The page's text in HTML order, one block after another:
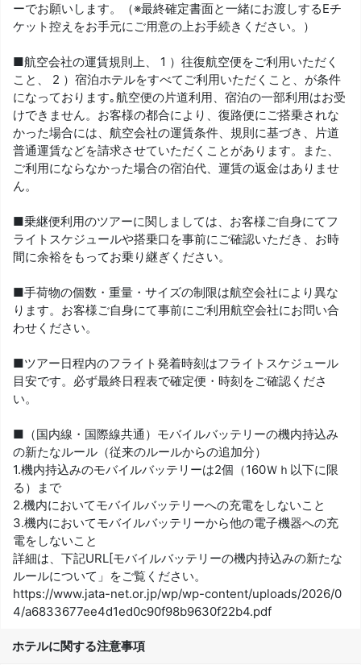
ーでお願いします。（※最終確定書面と一緒にお渡しするEチ
ケット控えをお手元にご用意の上お手続きください。）
■航空会社の運賃規則上、 1 ）往復航空便をご利用いただく
こと、 2 ）宿泊ホテルをすべてご利用いただくこと、が条件
になっております｡航空便の片道利用、宿泊の一部利用はお受
けできません。お客様の都合により、復路便にご搭乗されな
かった場合には、航空会社の運賃条件、規則に基づき、片道
普通運賃などを請求させていただくことがあります。また、
ご利用にならなかった場合の宿泊代、運賃の返金はありませ
ん。
■乗継便利用のツアーに関しましては、お客様ご自身にてフ
ライトスケジュールや搭乗口を事前にご確認いただき、お時
間に余裕をもってお乗り継ぎください。
■手荷物の個数・重量・サイズの制限は航空会社により異な
ります。お客様ご自身にて事前にご利用航空会社にお問い合
わせください。
■ツアー日程内のフライト発着時刻はフライトスケジュール
目安です。必ず最終日程表で確定便・時刻をご確認くださ
い。
■（国内線・国際線共通）モバイルバッテリーの機内持込み
の新たなルール（従来のルールからの追加分）
1.機内持込みのモバイルバッテリーは2個（160Ｗｈ以下に限
る）まで
2.機内においてモバイルバッテリーへの充電をしないこと
3.機内においてモバイルバッテリーから他の電子機器への充
電をしないこと
詳細は、下記URL[モバイルバッテリーの機内持込みの新たな
ルールについて」をご覧ください。
https://www.jata-net.or.jp/wp/wp-content/uploads/2026/0
4/a6833677ee4d1ed0c90f98b9630f22b4.pdf
ホテルに関する注意事項